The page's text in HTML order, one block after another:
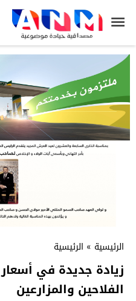
الرئيسية » الرئيسية
زيادة جديدة في
الفلاحين والمزارعين